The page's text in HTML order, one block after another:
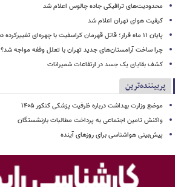
محدودیت‌های ترافیکی جاده چالوس اعلام شد
کیفیت هوای تهران اعلام شد
پایان ۱۱ ماه فرار؛ قاتل قهرمان کراسفیت با چهره‌ای تغییرکرده دستگیر شد
چرا ساخت آرامستان‌های جدید تهران با تعلل وقفه مواجه شد؟
کشف بقایای یک جسد در ارتفاعات شمیرانات
پربیننده‌ترین
موضع وزارت بهداشت درباره ظرفیت پزشکی کنکور ۱۴۰۵
واکنش تامین اجتماعی به پرداخت مطالبات بازنشستگان
پیش‌بینی هواشناسی برای روزهای آینده